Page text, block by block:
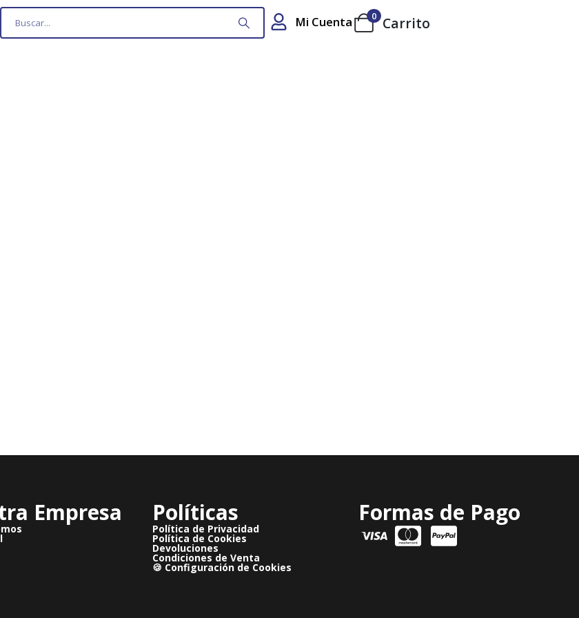
Mi Cuenta 0 Carrito
Empresa Políticas
Política de Privacidad
Política de Cookies
Devoluciones
Condiciones de Venta
🍪 Configuración de Cookies
Formas de Pago